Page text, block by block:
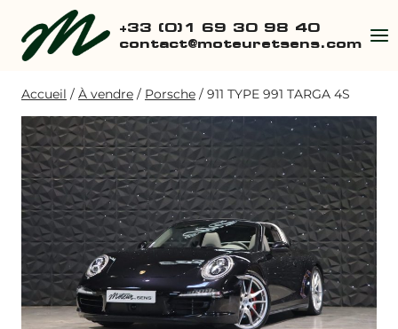
contenu
+33 (0)1 69 30 98 40
contact@moteuretsens.com
Accueil / À vendre / Porsche / 911 TYPE 991 TARGA 4S